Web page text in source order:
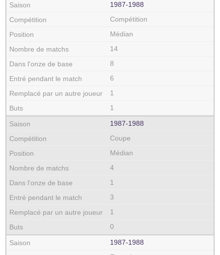
1987‑1988
Compétition
Médian
14
8
6
1
1
1987‑1988
Coupe
Médian
4
1
3
1
0
1987‑1988